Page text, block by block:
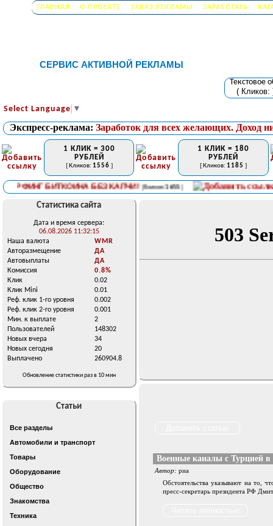
ГЛАВНАЯ О ПРОЕКТЕ ЗАКАЗ РЕКЛАМЫ ЗАРАБОТАТЬ
СЕРВИС АКТИВНОЙ РЕКЛАМЫ
Select Language ▼
Текстовое
( Кликов:
Экспресс-реклама: Заработок для всех желающих. Доход
1 КЛИК = 300
РУБЛЕЙ
[ Кликов: 1556 ]
1 КЛИК = 180
РУБЛЕЙ
[ Кликов: 1185 ]
БИТКОИНА БЕЗ КАПЧИ![ Кликов:1655]
Статистика сайта
Дата и время сервера:
06.08.2026 11:32:15
Наша валюта
WMR
Авторазмещение
ДА
Автовыплаты
ДА
Комиссия
0.8%
Клик
0.02
Клик Mini
0.01
Реф. клик 1-го уровня
0.002
Реф. клик 2-го уровня
0.001
Мин. к выплате
2
Пользователей
148302
Новых вчера
34
Новых сегодня
20
Выплачено
260904.8
Обновление статистики раз в 10 мин
Статьи
Все разделы
Автомобили и транспорт
Товары
Оборудование
Общество
Знакомства
Техника
Военные каналы с Турцией
Автор: риа
Обстоятельства указывают на то,
пресс-секретарь президента РФ